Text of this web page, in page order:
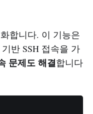
합니다. 이 기능은
반 SSH 접속을 가
문제도 해결합니다